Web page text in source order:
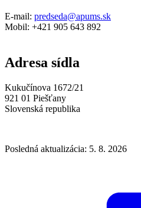
E-mail: predseda@apums.sk
Mobil: +421 905 643 892
Adresa sídla
Kukučínova 1672/21
921 01 Piešťany
Slovenská republika
Posledná aktualizácia: 5. 8. 2026